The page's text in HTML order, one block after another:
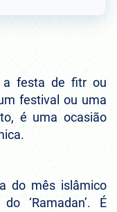
a festa de fitr ou
festival ou uma
é uma ocasião
do mês islâmico
‘Ramadan’. É